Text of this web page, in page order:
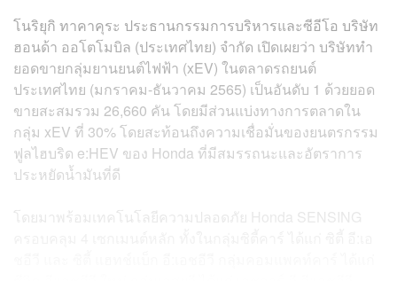
โนริยุกิ ทาคาคุระ ประธานกรรมการบริหารและซีอีโอ บริษัท
ฮอนด้า ออโตโมบิล (ประเทศไทย) จำกัด เปิดเผยว่า บริษัททำ
ยอดขายกลุ่มยานยนต์ไฟฟ้า (xEV) ในตลาดรถยนต์
ประเทศไทย (มกราคม-ธันวาคม 2565) เป็นอันดับ 1 ด้วยยอด
ขายสะสมรวม 26,660 คัน โดยมีส่วนแบ่งทางการตลาดใน
กลุ่ม xEV ที่ 30% โดยสะท้อนถึงความเชื่อมั่นของยนตรกรรม
ฟูลไฮบริด e:HEV ของ Honda ที่มีสมรรถนะและอัตราการ
ประหยัดน้ำมันที่ดี
โดยมาพร้อมเทคโนโลยีความปลอดภัย Honda SENSING